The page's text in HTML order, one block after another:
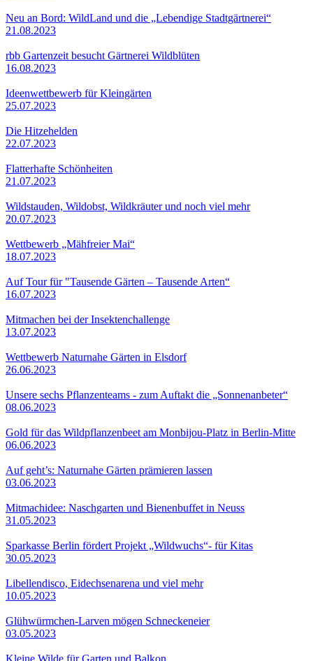
Neu an Bord: WildLand und die „Lebendige Stadtgärtnerei“
21.08.2023
rbb Gartenzeit besucht Gärtnerei Wildblüten
16.08.2023
Ideenwettbewerb für Kleingärten
25.07.2023
Die Hitzehelden
22.07.2023
Flatterhafte Schönheiten
21.07.2023
Wildstauden, Wildobst, Wildkräuter und noch viel mehr
20.07.2023
Wettbewerb „Mähfreier Mai“
18.07.2023
Auf Tour für "Tausende Gärten – Tausende Arten“
16.07.2023
Mitmachen bei der Insektenchallenge
13.07.2023
Wettbewerb Naturnahe Gärten in Elsdorf
26.06.2023
Unsere sechs Pflanzenteams - zum Auftakt die „Sonnenanbeter“
08.06.2023
Gold für das Wildpflanzenbeet am Monbijou-Platz in Berlin-Mitte
06.06.2023
Auf geht’s: Naturnahe Gärten prämieren lassen
03.06.2023
Mitmachidee: Naschgarten und Bienenbuffet in Neuss
31.05.2023
Sparkasse Berlin fördert Projekt „Wildwuchs“- für Kitas
30.05.2023
Libellendisco, Eidechsenarena und viel mehr
10.05.2023
Glühwürmchen-Larven mögen Schneckeneier
03.05.2023
Kleine Wilde für Garten und Balkon